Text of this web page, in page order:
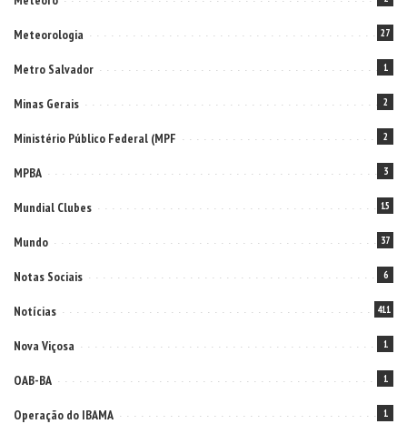
Meteorologia 27
Metro Salvador 1
Minas Gerais 2
Ministério Público Federal (MPF 2
MPBA 3
Mundial Clubes 15
Mundo 37
Notas Sociais 6
Notícias 411
Nova Viçosa 1
OAB-BA 1
Operação do IBAMA 1